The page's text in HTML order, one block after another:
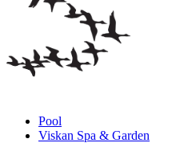
Pool
Viskan Spa & Garden